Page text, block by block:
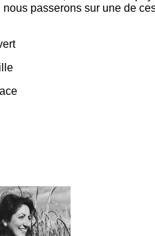
passerons sur une de